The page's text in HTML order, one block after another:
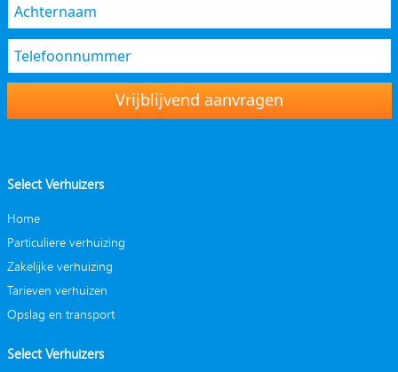
Vrijblijvend aanvragen
Select Verhuizers
Home
Particuliere verhuizing
Zakelijke verhuizing
Tarieven verhuizen
Opslag en transport
Select Verhuizers